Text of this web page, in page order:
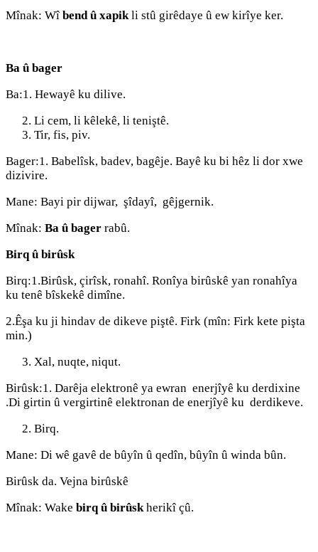
Mînak: Wî bend û xapik li stû girêdaye û ew kirîye ker.
Ba û bager
Ba:1. Hewayê ku dilive.
Li cem, li kêlekê, li teniştê.
Tir, fis, piv.
Bager:1. Babelîsk, badev, bagêje. Bayê ku bi hêz li dor xwe
dizivire.
Mane: Bayi pir dijwar, şîdayî, gêjgernik.
Mînak: Ba û bager rabû.
Birq û birûsk
Birq:1.Birûsk, çirîsk, ronahî. Ronîya birûskê yan ronahîya
ku tenê bîskekê dimîne.
2.Êşa ku ji hindav de dikeve piştê. Firk (mîn: Firk kete pişta
min.)
Xal, nuqte, niqut.
Birûsk:1. Darêja elektronê ya ewran enerjîyê ku derdixine
.Di girtin û vergirtinê elektronan de enerjîyê ku derdikeve.
Birq.
Mane: Di wê gavê de bûyîn û qedîn, bûyîn û winda bûn.
Birûsk da. Vejna birûskê
Mînak: Wake birq û birûsk herikî çû.